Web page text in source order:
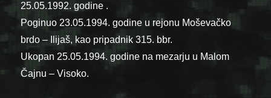
25.05.1992. godine .
Poginuo 23.05.1994. godine u rejonu Moševačko
brdo – Ilijaš, kao pripadnik 315. bbr.
Ukopan 25.05.1994. godine na mezarju u Malom
Čajnu – Visoko.